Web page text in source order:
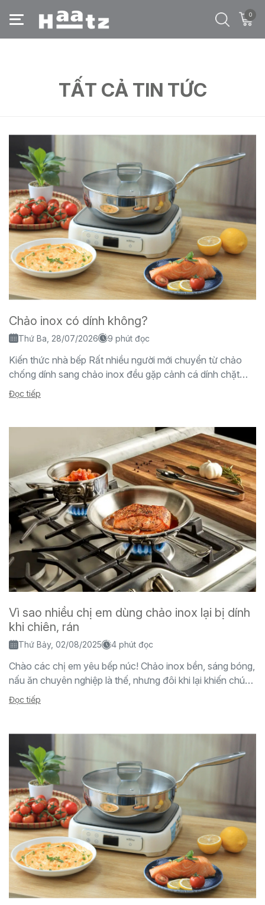
0
TẤT CẢ TIN TỨC
Chảo inox có dính không?
Thứ Ba, 28/07/2026 9 phút đọc
Kiến thức nhà bếp Rất nhiều người mới chuyển từ chảo
chống dính sang chảo inox đều gặp cảnh cá dính chặt
đáy chảo, trứng...
Đọc tiếp
Vì sao nhiều chị em dùng chảo inox lại bị dính
khi chiên, rán
Thứ Bảy, 02/08/2025 4 phút đọc
Chào các chị em yêu bếp núc! Chảo inox bền, sáng bóng,
nấu ăn chuyên nghiệp là thế, nhưng đôi khi lại khiến chúng
ta "đau...
Đọc tiếp